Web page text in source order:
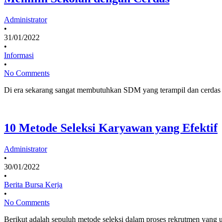
Administrator
•
31/01/2022
•
Informasi
•
No Comments
Di era sekarang sangat membutuhkan SDM yang terampil dan
10 Metode Seleksi Karyawan yang Efektif
Administrator
•
30/01/2022
•
Berita Bursa Kerja
•
No Comments
Berikut adalah sepuluh metode seleksi dalam proses rekrutmen